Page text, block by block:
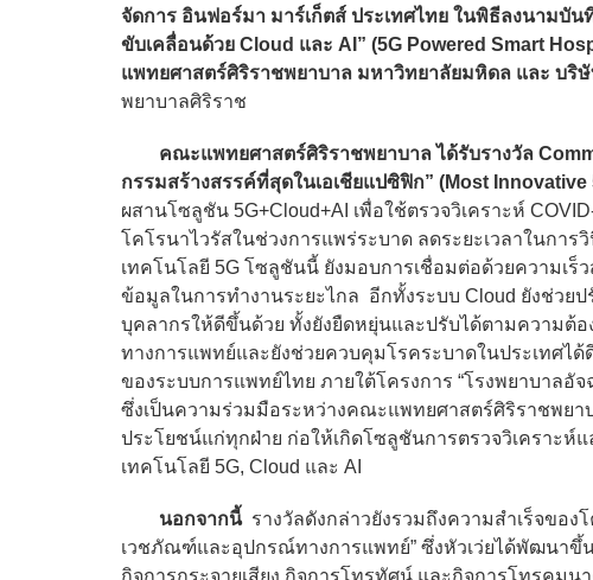
จัดการ อินฟอร์มา มาร์เก็ตส์ ประเทศไทย ในพิธีลงนามบั
ขับเคลื่อนด้วย Cloud และ AI” (5G Powered Smart
แพทยศาสตร์ศิริราชพยาบาล มหาวิทยาลัยมหิดล และ บริษั
พยาบาลศิริราช
คณะแพทยศาสตร์ศิริราชพยาบาล ได้รับรางวัล
กรรมสร้างสรรค์ที่สุดในเอเชียแปซิฟิก” (Most Innovative
ผสานโซลูชัน 5G+Cloud+AI เพื่อใช้ตรวจวิเคราะห์
โคโรนาไวรัสในช่วงการแพร่ระบาด ลดระยะเวลาในกา
เทคโนโลยี 5G โซลูชันนี้ ยังมอบการเชื่อมต่อด้วยความเร็
ข้อมูลในการทำงานระยะไกล อีกทั้งระบบ Cloud ยังช่วย
บุคลากรให้ดีขึ้นด้วย ทั้งยังยืดหยุ่นและปรับได้ตามความต้
ทางการแพทย์และยังช่วยควบคุมโรคระบาดในประเทศไ
ของระบบการแพทย์ไทย ภายใต้โครงการ “โรงพยาบาลอั
ซึ่งเป็นความร่วมมือระหว่างคณะแพทยศาสตร์ศิริราชพยา
ประโยชน์แก่ทุกฝ่าย ก่อให้เกิดโซลูชันการตรวจวิเคราะห์
เทคโนโลยี 5G, Cloud และ AI
นอกจากนี้รางวัลดังกล่าวยังรวมถึงความสำเร็จของ
เวชภัณฑ์และอุปกรณ์ทางการแพทย์” ซึ่งหัวเว่ยได้พัฒนา